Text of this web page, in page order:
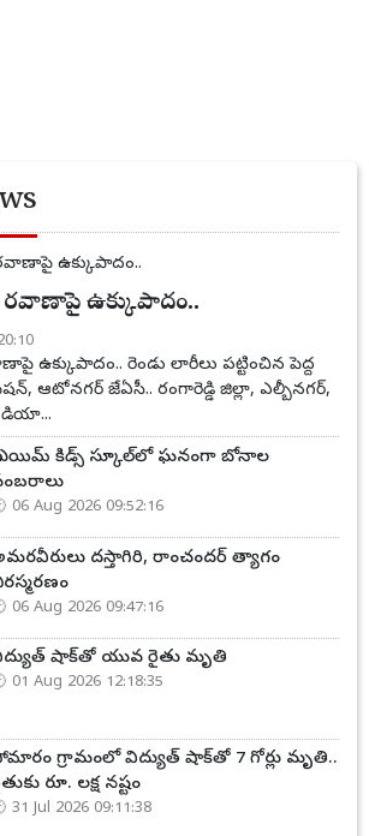
రవాణాపై ఉక్కుపాదం..
ఉక్కుపాదం.. రెండు లారీలు పట్టించిన పెద్ద
ఆటోనగర్ జేఏసీ.. రంగారెడ్డి జిల్లా, ఎల్బీనగర్,
ఎయిమ్ కిడ్స్ స్కూల్‌లో ఘనంగా బోనాల
06 Aug 2026 09:52:16
దస్తాగిరి, రాంచందర్ త్యాగం
06 Aug 2026 09:47:16
షాక్‌తో యువ రైతు మృతి
01 Aug 2026 12:18:35
గ్రామంలో విద్యుత్ షాక్‌తో 7 గోర్లు మృతి..
రూ. లక్ష నష్టం
31 Jul 2026 09:11:38